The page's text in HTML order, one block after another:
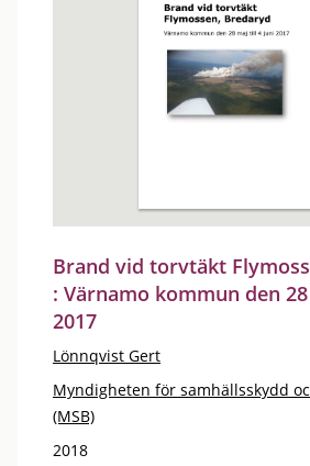
Brand vid torvtäkt
: Värnamo kommun den
2017
Lönnqvist Gert
Myndigheten för samhällsskydd
(MSB)
2018